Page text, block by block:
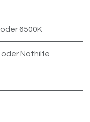
oder6500K
oderNothilfe